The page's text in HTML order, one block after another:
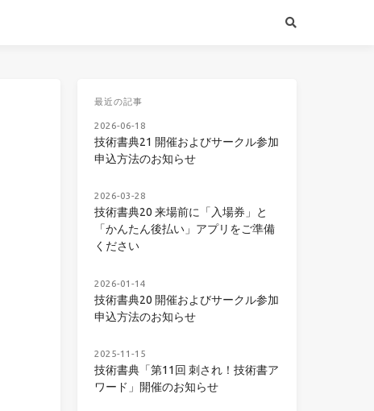
最近の記事
2026-06-18
技術書典21 開催およびサークル参加
申込方法のお知らせ
2026-03-28
技術書典20 来場前に「入場券」と
「かんたん後払い」アプリをご準備
ください
2026-01-14
技術書典20 開催およびサークル参加
申込方法のお知らせ
2025-11-15
技術書典「第11回 刺され！技術書ア
ワード」開催のお知らせ